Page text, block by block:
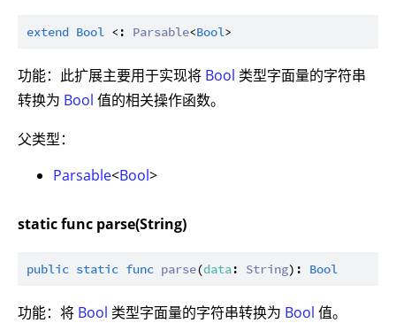
extend Bool <: Parsable<Bool
功能：此扩展主要用于实现将 Bool 类型字面量的字符串
转换为 Bool 值的相关操作函数。
父类型：
Parsable<Bool>
static func parse(String)
public static func parse(data: String): Bool
功能：将 Bool 类型字面量的字符串转换为 Bool 值。